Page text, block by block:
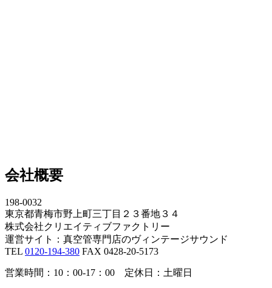
会社概要
198-0032
東京都青梅市野上町三丁目２３番地３４
株式会社クリエイティブファクトリー
運営サイト：真空管専門店のヴィンテージサウンド
TEL 0120-194-380 FAX 0428-20-5173
営業時間：10：00-17：00 定休日：土曜日